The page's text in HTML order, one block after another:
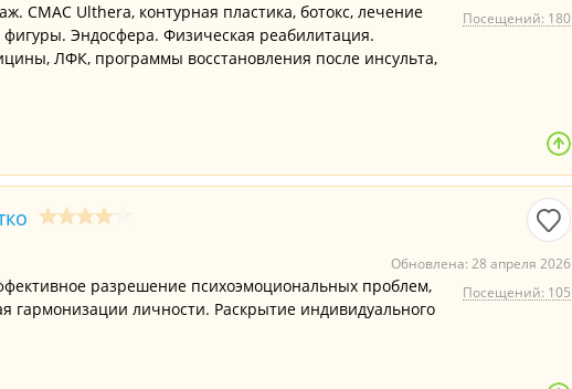
Посещений: 180
СМАС Ulthera, контурная пластика, ботокс, лечение
Эндосфера. Физическая реабилитация.
ЛФК, программы восстановления после инсульта,
Обновлена: 28 апреля 2026
Посещений: 105
разрешение психоэмоциональных проблем,
гармонизации личности. Раскрытие индивидуального